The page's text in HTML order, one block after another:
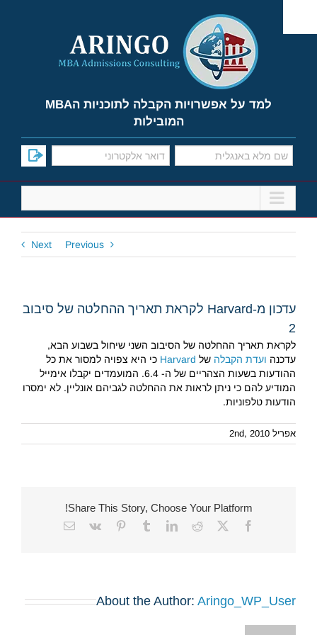
content
למד על אפשרויות הקבלה לתוכניות הMBA
המובילות
Previous
Next
עדכון מ-Harvard לקראת תאריך ההחלטה של סיבוב
2
לקראת תאריך ההחלטה של הסיבוב השני שיחול בשבוע הבא,
עדכנה ועדת הקבלה של Harvard כי היא צפויה למסור את כל
ההודעות בשעות הצהריים של ה- 6.4. המועמדים יקבלו אימייל
המודיע להם כי ניתן לראות את ההחלטה לגביהם אונליין. לא ימסרו
הודעות טלפוניות.
אפריל 2nd, 2010
Share This Story, Choose Your Platform!
Facebook
X
Reddit
LinkedIn
Tumblr
Pinterest
Vk
Email
About the Author: Aringo_WP_User